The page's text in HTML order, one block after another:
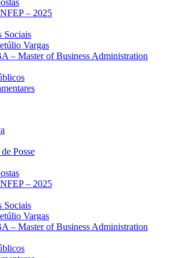
– 2025
Sociais
Vargas
– Master of Business Administration
Posse
– 2025
Sociais
Vargas
– Master of Business Administration